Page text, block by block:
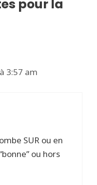
pour la
3:57 am
SUR ou en
ou hors